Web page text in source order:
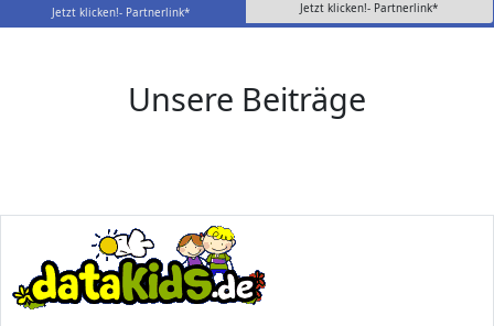
Jetzt klicken!- Partnerlink* Jetzt klicken!- Partnerlink*
Unsere Beiträge